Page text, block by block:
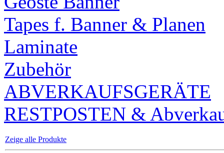
Tapes f. Banner & Planen
Laminate
Zubehör
ABVERKAUFSGERÄTE
RESTPOSTEN &
Zeige alle Produkte